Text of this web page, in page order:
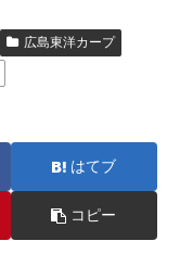
広島東洋カープ
はてブ
コピー